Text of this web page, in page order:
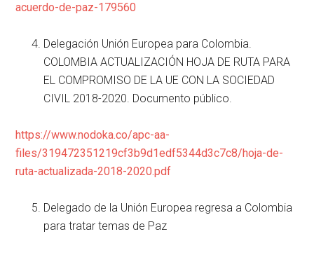
acuerdo-de-paz-179560
Delegación Unión Europea para Colombia.
COLOMBIA ACTUALIZACIÓN HOJA DE RUTA PARA
EL COMPROMISO DE LA UE CON LA SOCIEDAD
CIVIL 2018-2020. Documento público.
https://www.nodoka.co/apc-aa-
files/319472351219cf3b9d1edf5344d3c7c8/hoja-de-
ruta-actualizada-2018-2020.pdf
Delegado de la Unión Europea regresa a Colombia
para tratar temas de Paz